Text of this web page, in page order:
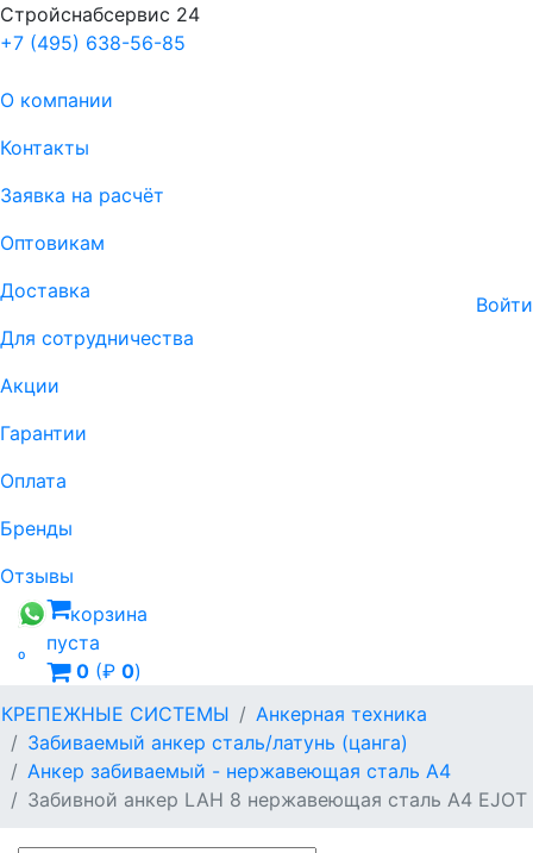
Стройснабсервис 24
+7 (495) 638-56-85
О компании
Контакты
Заявка на расчёт
Оптовикам
Доставка
Для сотрудничества
Акции
Гарантии
Оплата
Бренды
Отзывы
Войти

корзина
пуста
0 (₽ 0)
КРЕПЕЖНЫЕ СИСТЕМЫ
Анкерная техника
Забиваемый анкер сталь/латунь (цанга)
Анкер забиваемый - нержавеющая сталь А4
Забивной анкер LAH 8 нержавеющая сталь А4 EJOT